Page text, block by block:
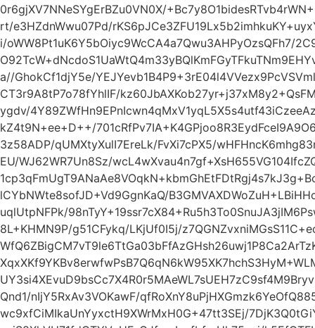
0r6gjXV7NNeSYgErBZu0VN0X/
rt/e3HZdnWwu07Pd/
i/oWW8Pt1uK6Y5bOiyc9WcCA4a7Qwu3AHPyOzsQFh7/
a//GhokCf1djY5e/
CT3r9A8tP7o78fYhlIF/
ygdv/
kZ4t9N+ee+D++/
3z58ADP/qUMXtyXulI7EreLk/FvXi7cPX5/
EU/WJ62WR7Un8Sz/
lCYbNWte8sofJD+Vd9GgnKaQ/
uqlUtpNFPk/
8L+KHMN9P/g51CFykq/LKjUf0I5j/
Qnd1/nIjY5RxAv3VOKawF/
wc9xfCiMIkaUnYyxctH9XWrMxH0G+47tt3SEj/